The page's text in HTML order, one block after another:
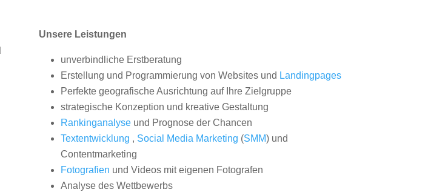
Unsere Leistungen
unverbindliche Erstberatung
Erstellung und Programmierung von Websites und Landingpages
Perfekte geografische Ausrichtung auf Ihre Zielgruppe
strategische Konzeption und kreative Gestaltung
Rankinganalyseund Prognose der Chancen
Textentwicklung , Social Media Marketing (SMM) und
Contentmarketing
Fotografien und Videos mit eigenen Fotografen
Analyse des Wettbewerbs